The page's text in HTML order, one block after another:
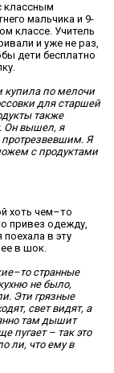
классным
мальчика и 9-
классе. Учитель
и уже не раз,
дети бесплатно
купила по мелочи
для старшей
также
Он вышел, я
Я
с продуктами
хоть чем–то
привез одежду,
в эту
ее в шок.
странные
не было,
Эти грязные
свет видят, а
там дышит
пугает – так это
ли, что ему в